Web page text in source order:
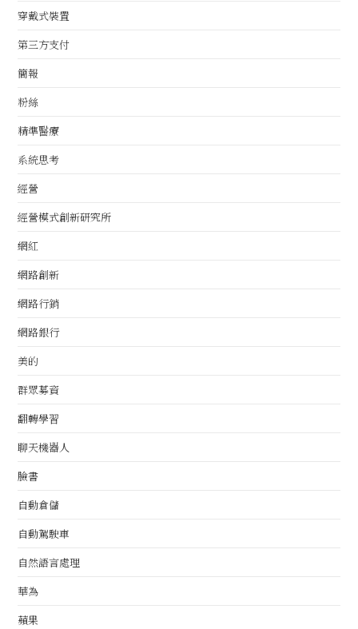
穿戴式裝置
第三方支付
簡報
粉絲
精準醫療
系統思考
經營
經營模式創新研究所
網紅
網路創新
網路行銷
網路銀行
美的
群眾募資
翻轉學習
聊天機器人
臉書
自動倉儲
自動駕駛車
自然語言處理
華為
蘋果